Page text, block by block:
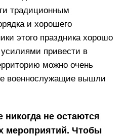
традиционным
и хорошего
этого праздника хорошо
привести в
можно очень
военнослужащие вышли
не остаются
мероприятий. Чтобы